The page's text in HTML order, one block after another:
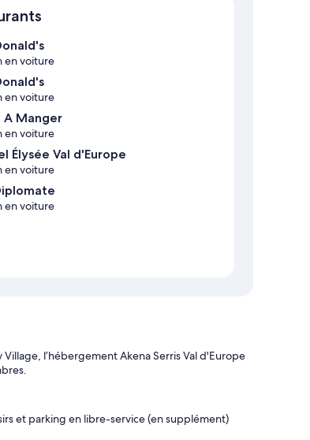
en voiture
en voiture
A Manger
en voiture
Élysée Val d'Europe
en voiture
en voiture
l’hébergement Akena Serris Val d'Europe
et parking en libre-service (en supplément)